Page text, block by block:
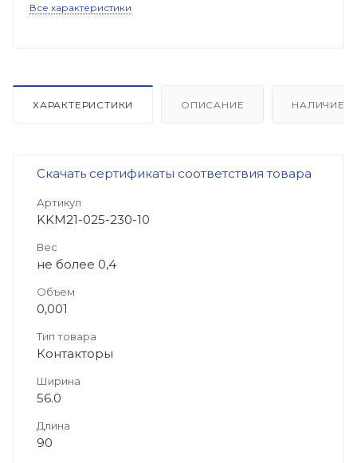
Все характеристики
ХАРАКТЕРИСТИКИ ОПИСАНИЕ НАЛИЧИЕ
Скачать сертификаты соответствия товара
Артикул
KKM21-025-230-10
Вес
не более 0,4
Объем
0,001
Тип товара
Контакторы
Ширина
56.0
Длина
90